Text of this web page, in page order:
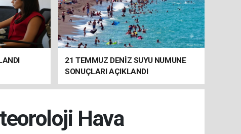
21 TEMMUZ DENİZ SUYU NUMUNE
SONUÇLARI AÇIKLANDI
Hava